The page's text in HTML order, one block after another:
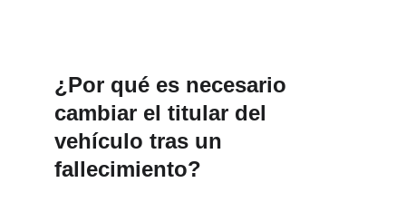
¿Por qué es necesario
cambiar el titular del
vehículo tras un
fallecimiento?